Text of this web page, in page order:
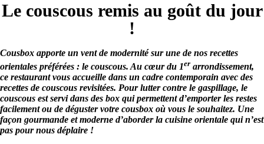
Le couscous remis au goût du jour
!
Cousbox apporte un vent de modernité sur une de nos recettes
orientales préférées : le couscous. Au cœur du 1er arrondissement,
ce restaurant vous accueille dans un cadre contemporain avec des
recettes de couscous revisitées. Pour lutter contre le gaspillage, le
couscous est servi dans des box qui permettent d’emporter les restes
facilement ou de déguster votre cousbox où vous le souhaitez. Une
façon gourmande et moderne d’aborder la cuisine orientale qui n’est
pas pour nous déplaire !